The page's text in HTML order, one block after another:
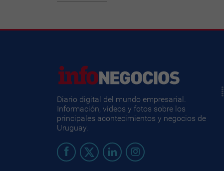
Diario digital del mundo empresarial.
Información, videos y fotos sobre los
principales acontecimientos y negocios de
Uruguay.